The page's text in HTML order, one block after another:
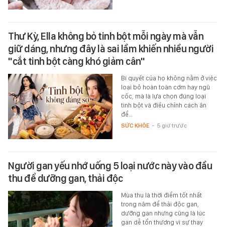
Thư Kỳ, Ella không bỏ tinh bột mỗi ngày mà vẫn
giữ dáng, nhưng đây là sai lầm khiến nhiều người
"cắt tinh bột càng khó giảm cân"
Bí quyết của họ không nằm ở việc
loại bỏ hoàn toàn cơm hay ngũ
cốc, mà là lựa chọn đúng loại
tinh bột và điều chỉnh cách ăn
để…
SỨC KHỎE - 5 giờ trước
Người gan yếu nhớ uống 5 loại nước này vào đầu
thu để dưỡng gan, thải độc
Mùa thu là thời điểm tốt nhất
trong năm để thải độc gan,
dưỡng gan nhưng cũng là lúc
gan dễ tổn thương vì sự thay